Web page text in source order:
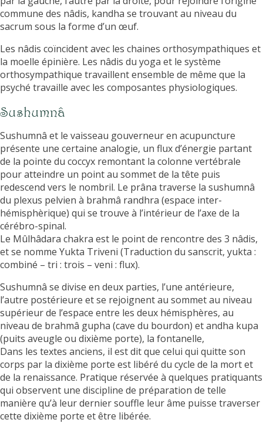
commune des nâdis, kandha se trouvant au niveau du
sacrum sous la forme d’un œuf.
Les nâdis coïncident avec les chaines orthosympathiques et
la moelle épinière. Les nâdis du yoga et le système
orthosympathique travaillent ensemble de même que la
psyché travaille avec les composantes physiologiques.
Sushumnâ
Sushumnâ et le vaisseau gouverneur en acupuncture
présente une certaine analogie, un flux d’énergie partant
de la pointe du coccyx remontant la colonne vertébrale
pour atteindre un point au sommet de la tête puis
redescend vers le nombril. Le prâna traverse la sushumnâ
du plexus pelvien à brahmâ randhra (espace inter-
hémisphèrique) qui se trouve à l’intérieur de l’axe de la
cérébro-spinal.
Le Mûlhâdara chakra est le point de rencontre des 3 nâdis,
et se nomme Yukta Triveni (Traduction du sanscrit, yukta :
combiné – tri : trois – veni : flux).
Sushumnâ se divise en deux parties, l’une antérieure,
l’autre postérieure et se rejoignent au sommet au niveau
supérieur de l’espace entre les deux hémisphères, au
niveau de brahmâ gupha (cave du bourdon) et andha kupa
(puits aveugle ou dixième porte), la fontanelle,
Dans les textes anciens, il est dit que celui qui quitte son
corps par la dixième porte est libéré du cycle de la mort et
de la renaissance. Pratique réservée à quelques pratiquants
qui observent une discipline de préparation de telle
manière qu’à leur dernier souffle leur âme puisse traverser
cette dixième porte et être libérée.